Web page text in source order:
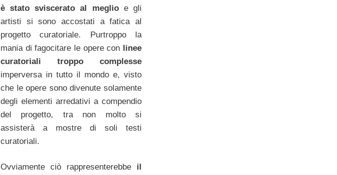
è stato sviscerato al meglioe gli
artisti si sono accostati a fatica al
progetto curatoriale. Purtroppo la
mania di fagocitare le opere con linee
curatoriali troppo complesse
imperversa in tutto il mondo e, visto
che le opere sono divenute solamente
degli elementi arredativi a compendio
del progetto, tra non molto si
assisterà a mostre di soli testi
curatoriali.
Ovviamente ciò rappresenterebbeil